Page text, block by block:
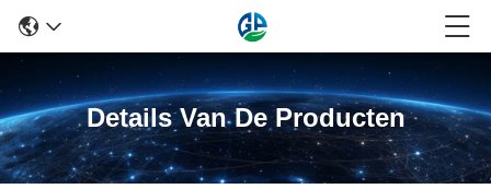
Details Van De Producten